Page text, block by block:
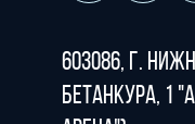
603086, г.
Бетанкура, 1